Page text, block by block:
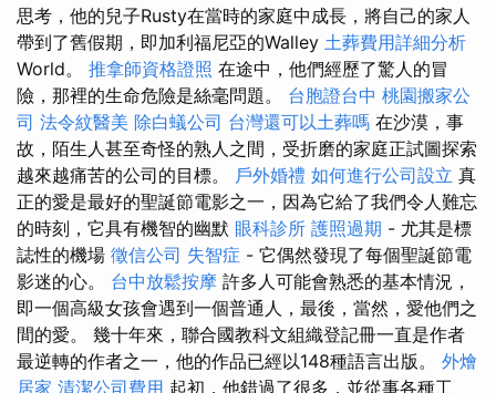
思考，他的兒子Rusty在當時的家庭中成長，將自己的家人
帶到了舊假期，即加利福尼亞的Walley 土葬費用詳細分析
World。 推拿師資格證照 在途中，他們經歷了驚人的冒
險，那裡的生命危險是絲毫問題。 台胞證台中 桃園搬家公
司 法令紋醫美 除白蟻公司 台灣還可以土葬嗎 在沙漠，事
故，陌生人甚至奇怪的熟人之間，受折磨的家庭正試圖探索
越來越痛苦的公司的目標。 戶外婚禮 如何進行公司設立 真
正的愛是最好的聖誕節電影之一，因為它給了我們令人難忘
的時刻，它具有機智的幽默 眼科診所 護照過期 - 尤其是標
誌性的機場 徵信公司 失智症 - 它偶然發現了每個聖誕節電
影迷的心。 台中放鬆按摩 許多人可能會熟悉的基本情況，
即一個高級女孩會遇到一個普通人，最後，當然，愛他們之
間的愛。 幾十年來，聯合國教科文組織登記冊一直是作者
最逆轉的作者之一，他的作品已經以148種語言出版。 外燴
居家 清潔公司費用 起初，他錯過了很多，並從事各種工